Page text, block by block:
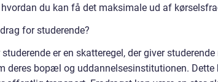
du kan få det maksimale ud af
for studerende?
er en skatteregel, der giver
deres bopæl og uddannelsesinstitutionen.